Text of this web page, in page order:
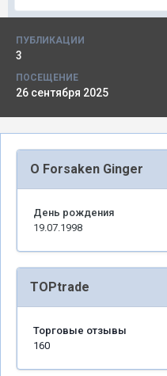
ПУБЛИКАЦИИ
3
ПОСЕЩЕНИЕ
26 сентября 2025
О Forsaken Ginger
День рождения
19.07.1998
TOPtrade
Торговые отзывы
160